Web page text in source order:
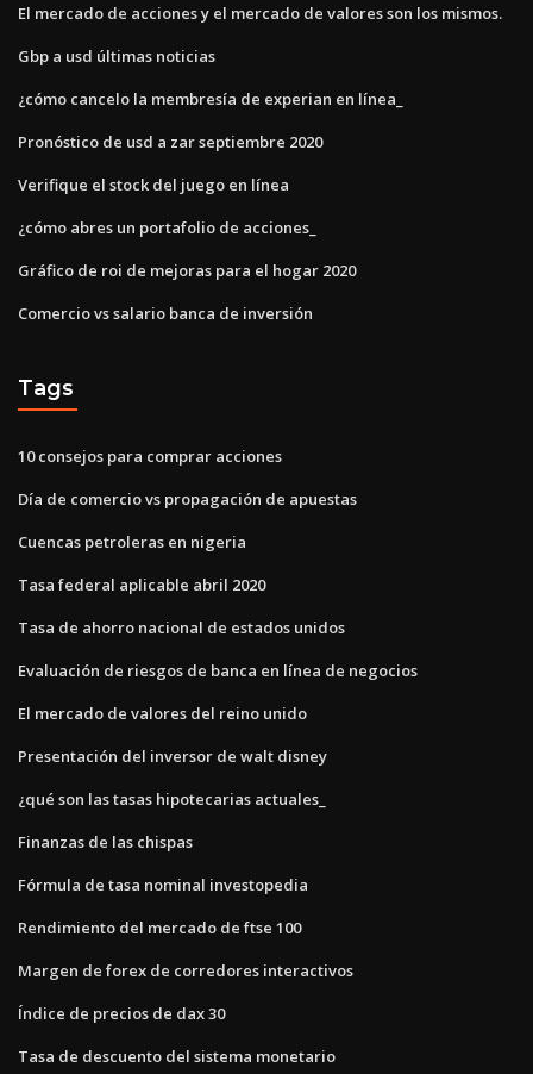
El mercado de acciones y el mercado de valores son los mismos.
Gbp a usd últimas noticias
¿cómo cancelo la membresía de experian en línea_
Pronóstico de usd a zar septiembre 2020
Verifique el stock del juego en línea
¿cómo abres un portafolio de acciones_
Gráfico de roi de mejoras para el hogar 2020
Comercio vs salario banca de inversión
Tags
10 consejos para comprar acciones
Día de comercio vs propagación de apuestas
Cuencas petroleras en nigeria
Tasa federal aplicable abril 2020
Tasa de ahorro nacional de estados unidos
Evaluación de riesgos de banca en línea de negocios
El mercado de valores del reino unido
Presentación del inversor de walt disney
¿qué son las tasas hipotecarias actuales_
Finanzas de las chispas
Fórmula de tasa nominal investopedia
Rendimiento del mercado de ftse 100
Margen de forex de corredores interactivos
Índice de precios de dax 30
Tasa de descuento del sistema monetario